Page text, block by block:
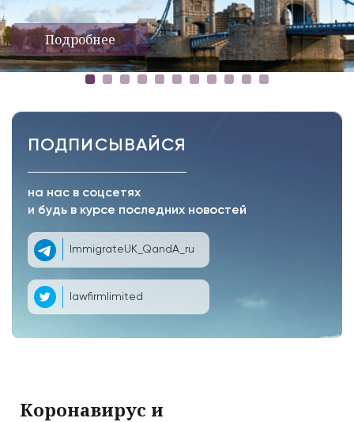
Подробнее
ПОДПИСЫВАЙСЯ
на нас в соцсетях
и будь в курсе последних новостей
ImmigrateUK_QandA_ru
lawfirmlimited
Коронавирус и